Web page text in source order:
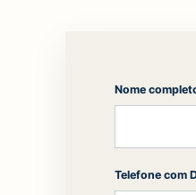
Nome
Telefone com